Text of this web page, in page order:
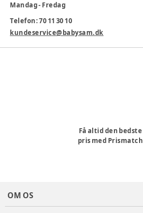
Alder:4 år, 3 år, 5 år
Varenummer:354968
Mandag - Fredag
Telefon: 70 11 30 10
kundeservice@babysam.dk
Få altid den bedste
pris med Prismatch
OM OS